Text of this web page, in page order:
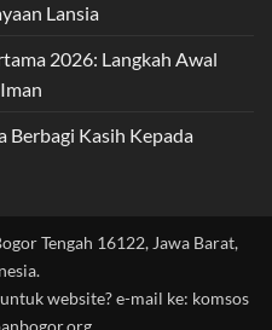
Lansia
2026: Langkah Awal
Berbagi Kasih Kepada
Tengah 16122, Jawa Barat,
website? e-mail ke: komsos